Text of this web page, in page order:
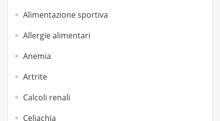
Alimentazione sportiva
Allergie alimentari
Anemia
Artrite
Calcoli renali
Celiachia